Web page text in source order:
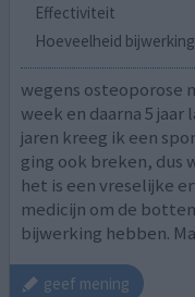
Effectiviteit
Hoeveelheid
wegens osteoporose
week en daarna 5 jaar
jaren kreeg ik een
ging ook breken, dus
het is een vreselijke
medicijn om de
bijwerking hebben.
geef mening